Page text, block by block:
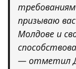
призываю
Молдове и
— отметил